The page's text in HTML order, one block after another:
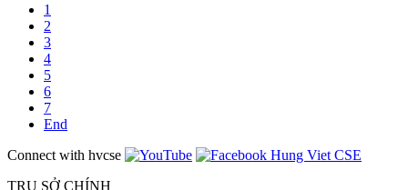
1
2
3
4
5
6
7
End
Connect with hvcse
TRỤ SỞ CHÍNH